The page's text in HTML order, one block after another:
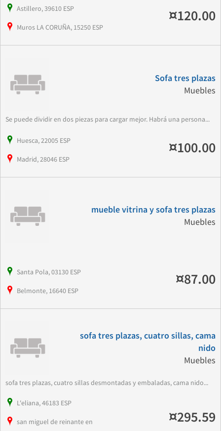
Astillero, 39610 ESP
Muros LA CORUÑA, 15250 ESP
¤120.00
Sofa tres plazas
Muebles
Se puede dividir en dos piezas para cargar mejor. Habrá una persona...
Huesca, 22005 ESP
Madrid, 28046 ESP
¤100.00
mueble vitrina y sofa tres plazas
Muebles
Santa Pola, 03130 ESP
Belmonte, 16640 ESP
¤87.00
sofa tres plazas, cuatro sillas, cama
nido
Muebles
sofa tres plazas, cuatro sillas desmontadas y embaladas, cama nido...
L'eliana, 46183 ESP
san miguel de reinante en
¤295.59